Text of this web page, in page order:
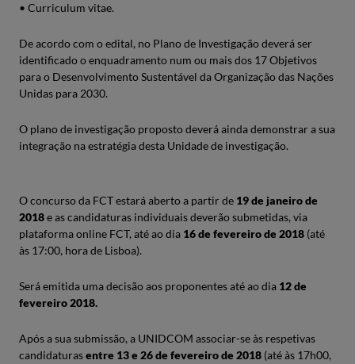
• Curriculum vitae.
De acordo com o edital, no Plano de Investigação deverá ser
identificado o enquadramento num ou mais dos 17 Objetivos
para o Desenvolvimento Sustentável da Organização das Nações
Unidas para 2030.
O plano de investigação proposto deverá ainda demonstrar a sua
integração na estratégia desta Unidade de investigação.
O concurso da FCT estará aberto a partir de 19 de janeiro de
2018e as candidaturas individuais deverão submetidas, via
plataforma online FCT, até ao dia 16 de fevereiro de 2018 (até
às 17:00, hora de Lisboa).
Será emitida uma decisão aos proponentes até ao dia 12 de
fevereiro 2018.
Após a sua submissão, a UNIDCOM associar-se às respetivas
candidaturasentre 13 e 26 de fevereiro de 2018 (até às 17h00,